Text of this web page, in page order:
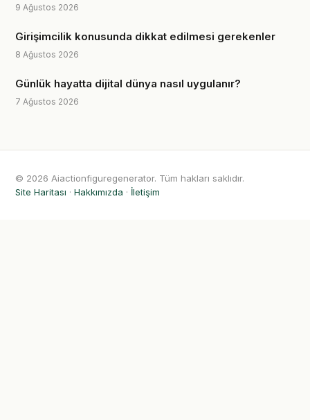
9 Ağustos 2026
Girişimcilik konusunda dikkat edilmesi gerekenler
8 Ağustos 2026
Günlük hayatta dijital dünya nasıl uygulanır?
7 Ağustos 2026
© 2026 Aiactionfiguregenerator. Tüm hakları saklıdır.
Site Haritası · Hakkımızda · İletişim